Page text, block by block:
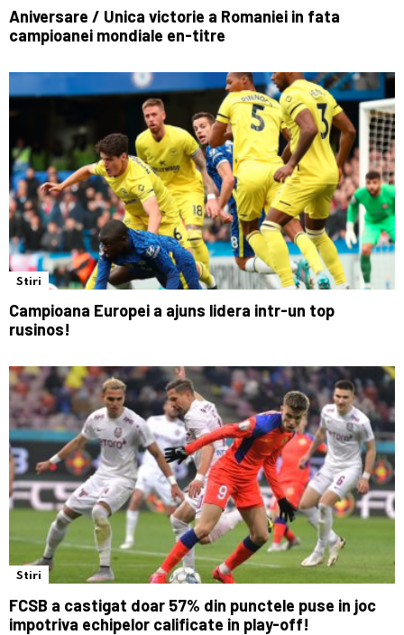
Aniversare / Unica victorie a Romaniei in fata
campioanei mondiale en-titre
Stiri
Campioana Europei a ajuns lidera intr-un top
rusinos!
Stiri
FCSB a castigat doar 57% din punctele puse in joc
impotriva echipelor calificate in play-off!